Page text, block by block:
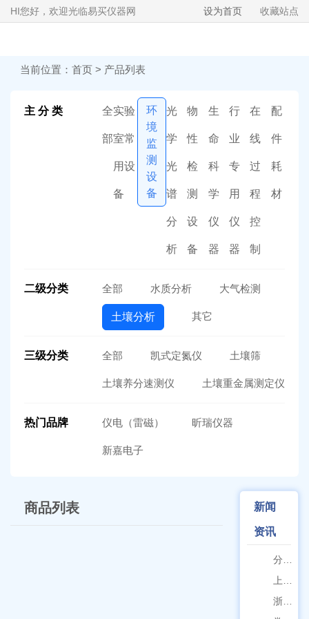
HI您好，欢迎光临易买仪器网 设为首页 收藏站点
当前位置：首页>产品列表
主 分 类 全
部
实验
室常
用设
备
环
境
监
测
设
备
光
学
光
谱
分
析
物
性
检
测
设
备
生
命
科
学
仪
器
行
业
专
用
仪
器
在
线
过
程
控
制
配
件
耗
材
二级分类 全部 水质分析 大气检测
土壤分析 其它
三级分类 全部 凯式定氮仪 土壤筛
土壤养分速测仪 土壤重金属测定仪
热门品牌 仪电（雷磁） 昕瑞仪器
新嘉电子
商品列表 新闻
资讯
分清生物安全柜与洁净工作台 苏州安泰科普两类设备差异
上海申安灭菌器外排、内排与干燥功能全解析
浙江孚夏：打造合规可靠的实验室洁净装备